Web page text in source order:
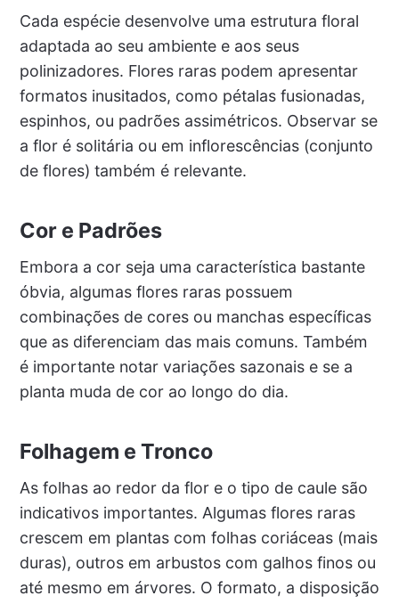
Cada espécie desenvolve uma estrutura floral
adaptada ao seu ambiente e aos seus
polinizadores. Flores raras podem apresentar
formatos inusitados, como pétalas fusionadas,
espinhos, ou padrões assimétricos. Observar se
a flor é solitária ou em inflorescências (conjunto
de flores) também é relevante.
Cor e Padrões
Embora a cor seja uma característica bastante
óbvia, algumas flores raras possuem
combinações de cores ou manchas específicas
que as diferenciam das mais comuns. Também
é importante notar variações sazonais e se a
planta muda de cor ao longo do dia.
Folhagem e Tronco
As folhas ao redor da flor e o tipo de caule são
indicativos importantes. Algumas flores raras
crescem em plantas com folhas coriáceas (mais
duras), outros em arbustos com galhos finos ou
até mesmo em árvores. O formato, a disposição